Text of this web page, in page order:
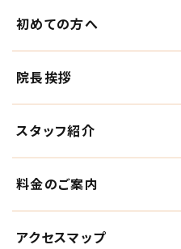
初めての方へ
院長挨拶
スタッフ紹介
料金のご案内
アクセスマップ